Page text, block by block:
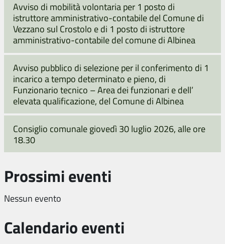
Avviso di mobilità volontaria per 1 posto di
istruttore amministrativo-contabile del Comune di
Vezzano sul Crostolo e di 1 posto di istruttore
amministrativo-contabile del comune di Albinea
Avviso pubblico di selezione per il conferimento di 1
incarico a tempo determinato e pieno, di
Funzionario tecnico – Area dei funzionari e dell’
elevata qualificazione, del Comune di Albinea
Consiglio comunale giovedì 30 luglio 2026, alle ore
18.30
Prossimi eventi
Nessun evento
Calendario eventi